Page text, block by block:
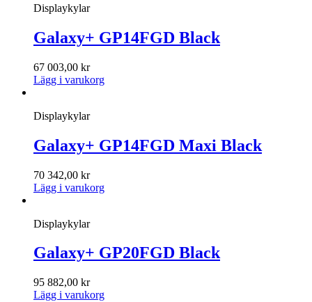
Displaykylar
Galaxy+ GP14FGD Black
67 003,00 kr
Lägg i varukorg
Displaykylar
Galaxy+ GP14FGD Maxi Black
70 342,00 kr
Lägg i varukorg
Displaykylar
Galaxy+ GP20FGD Black
95 882,00 kr
Lägg i varukorg